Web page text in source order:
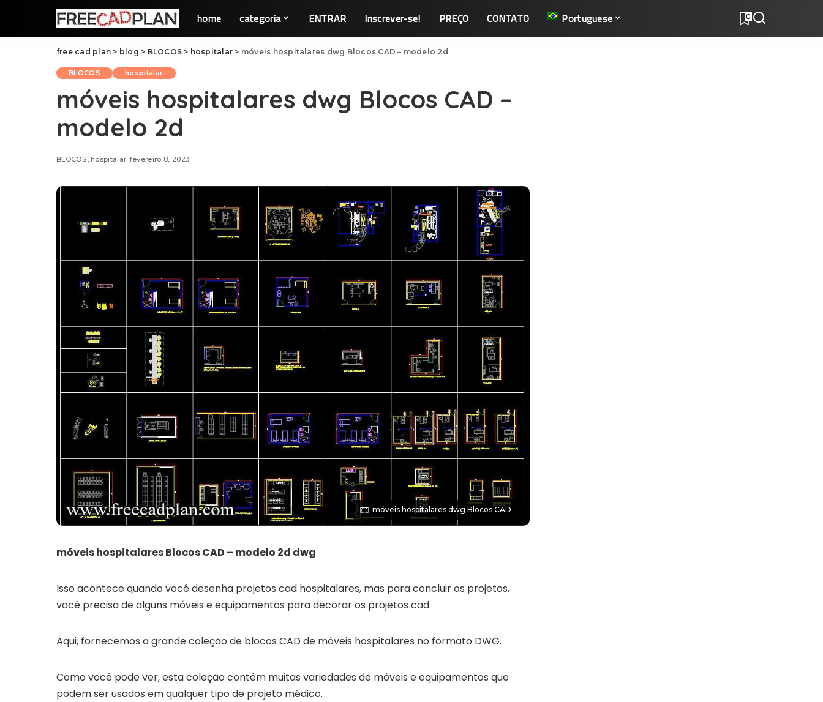
home categoria ENTRAR Inscrever-se! PREÇO CONTATO Portuguese 0
free cad plan > blog > BLOCOS > hospitalar > móveis hospitalares dwg Blocos CAD – modelo 2d
BLOCOS hospitalar
móveis hospitalares dwg Blocos CAD –
modelo 2d
BLOCOS hospitalar fevereiro 8, 2023
móveis hospitalares dwg Blocos CAD
móveis hospitalares Blocos CAD – modelo 2d dwg
Isso acontece quando você desenha projetos cad hospitalares, mas para concluir os projetos,
você precisa de alguns móveis e equipamentos para decorar os projetos cad.
Aqui, fornecemos a grande coleção de blocos CAD de móveis hospitalares no formato DWG.
Como você pode ver, esta coleção contém muitas variedades de móveis e equipamentos que
podem ser usados em qualquer tipo de projeto médico.